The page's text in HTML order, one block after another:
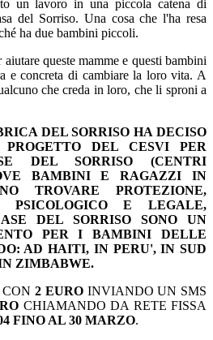
un lavoro in una piccola catena di
del Sorriso. Una cosa che l'ha resa
ha due bambini piccoli.
queste mamme e questi bambini
e concreta di cambiare la loro vita. A
che creda in loro, che li sproni a
DEL SORRISO HA DECISO
DEL CESVI PER
DEL SORRISO (CENTRI
BAMBINI E RAGAZZI IN
TROVARE PROTEZIONE,
PSICOLOGICO E LEGALE,
DEL SORRISO SONO UN
PER I BAMBINI DELLE
AD HAITI, IN PERU', IN SUD
ZIMBABWE.
CON2 EUROINVIANDO UN SMS
CHIAMANDO DA RETE FISSA
FINO AL 30 MARZO.